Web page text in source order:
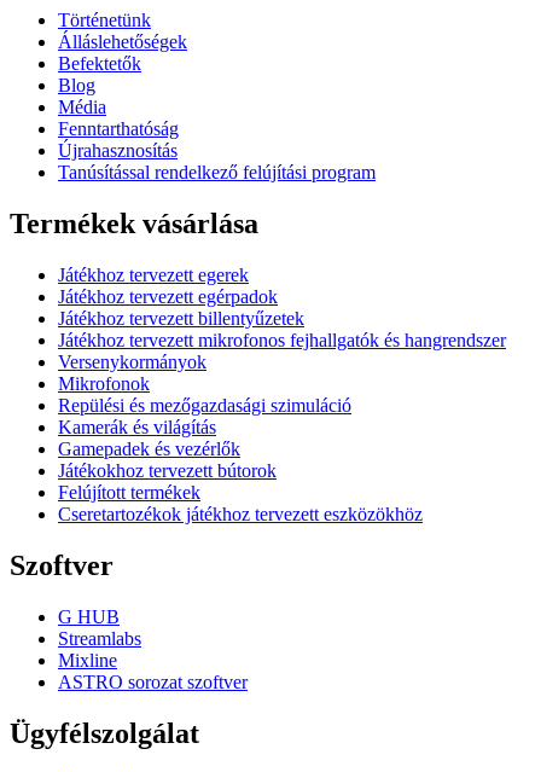
Történetünk
Álláslehetőségek
Befektetők
Blog
Média
Fenntarthatóság
Újrahasznosítás
Tanúsítással rendelkező felújítási program
Termékek vásárlása
Játékhoz tervezett egerek
Játékhoz tervezett egérpadok
Játékhoz tervezett billentyűzetek
Játékhoz tervezett mikrofonos fejhallgatók és hangrendszer
Versenykormányok
Mikrofonok
Repülési és mezőgazdasági szimuláció
Kamerák és világítás
Gamepadek és vezérlők
Játékokhoz tervezett bútorok
Felújított termékek
Cseretartozékok játékhoz tervezett eszközökhöz
Szoftver
G HUB
Streamlabs
Mixline
ASTRO sorozat szoftver
Ügyfélszolgálat